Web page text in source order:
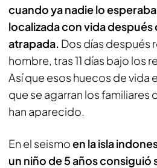
cuando ya nadie lo
localizada con vida después
atrapada. Dos días después
hombre, tras 11 días bajo los
Así que esos huecos de vida
que se agarran los familiares
han aparecido.
En el seismoen la isla
un niño de 5 años